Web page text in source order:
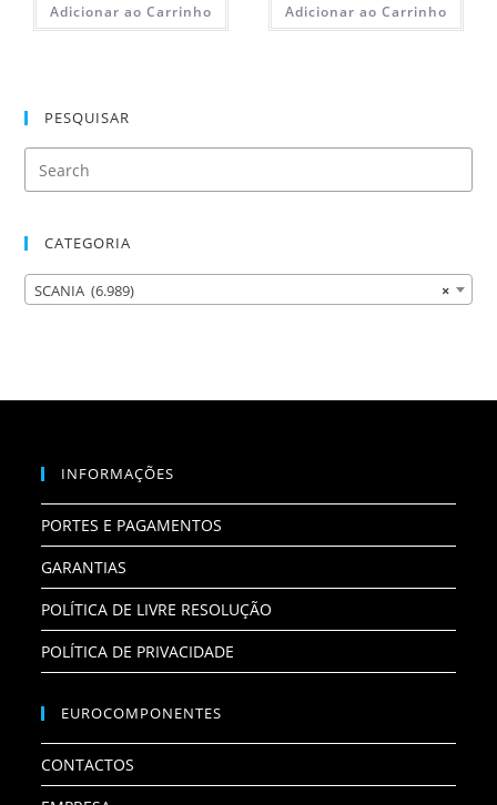
Adicionar ao Carrinho Adicionar ao Carrinho
PESQUISAR
CATEGORIA
×
SCANIA (6.989)
INFORMAÇÕES
PORTES E PAGAMENTOS
GARANTIAS
POLÍTICA DE LIVRE RESOLUÇÃO
POLÍTICA DE PRIVACIDADE
EUROCOMPONENTES
CONTACTOS